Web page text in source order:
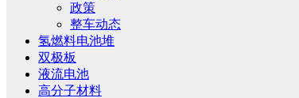
政策
整车动态
氢燃料电池堆
双极板
液流电池
高分子材料